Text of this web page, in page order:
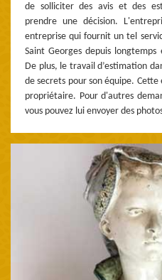
de solliciter des avis et des
prendre une décision.
entreprise qui fournit un tel
Saint Georges depuis
De plus, le travail d’estimation
de secrets pour son équipe.
propriétaire. Pour d'autres
vous pouvez lui envoyer des